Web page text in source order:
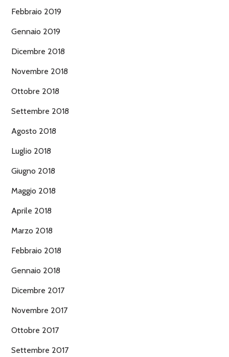
Febbraio 2019
Gennaio 2019
Dicembre 2018
Novembre 2018
Ottobre 2018
Settembre 2018
Agosto 2018
Luglio 2018
Giugno 2018
Maggio 2018
Aprile 2018
Marzo 2018
Febbraio 2018
Gennaio 2018
Dicembre 2017
Novembre 2017
Ottobre 2017
Settembre 2017